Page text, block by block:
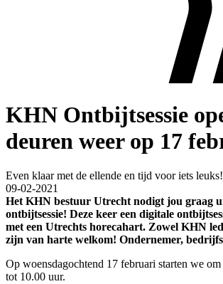
KHN Ontbijtsessie
deuren weer op 17
Even klaar met de ellende en tijd voor iets leuks!
09-02-2021
Het KHN bestuur Utrecht nodigt jou graag
ontbijtsessie! Deze keer een digitale
met een Utrechts horecahart. Zowel KHN
zijn van harte welkom! Ondernemer,
Op woensdagochtend 17 februari starten we
tot 10.00 uur.